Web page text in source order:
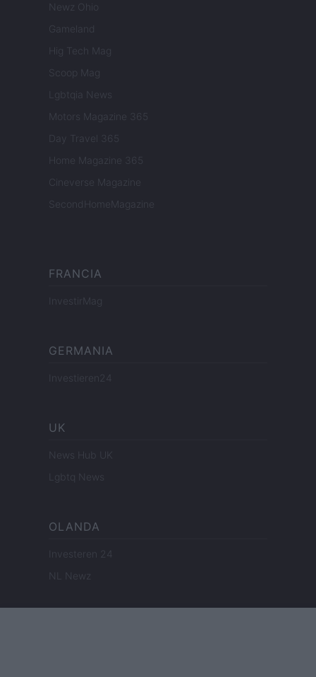
Newz Ohio
Gameland
Hig Tech Mag
Scoop Mag
Lgbtqia News
Motors Magazine 365
Day Travel 365
Home Magazine 365
Cineverse Magazine
SecondHomeMagazine
FRANCIA
InvestirMag
GERMANIA
Investieren24
UK
News Hub UK
Lgbtq News
OLANDA
Investeren 24
NL Newz